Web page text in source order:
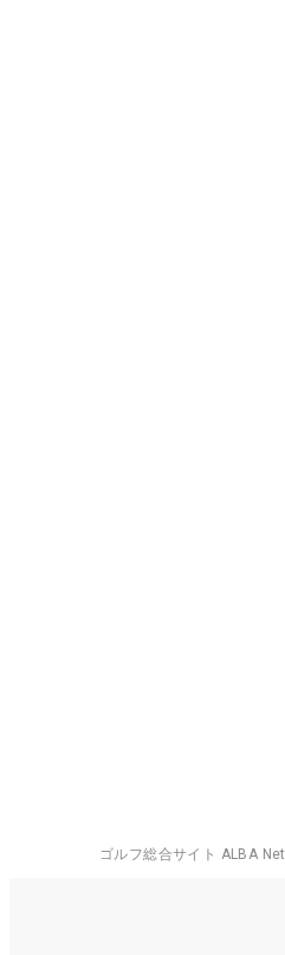
ゴルフ総合サイト ALBA Net